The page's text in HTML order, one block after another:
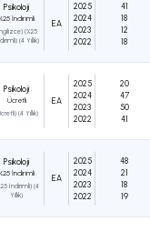
Psikoloji
İndirimli
(%25
(4 Yıllık)
EA
2025
2024
2023
2022
41
18
12
18
Psikoloji
Ücretli
(4 Yıllık)
EA
2025
2024
2023
2022
20
47
50
41
Psikoloji
İndirimli
İndirimli) (4
Yıllık)
EA
2025
2024
2023
2022
48
21
18
19